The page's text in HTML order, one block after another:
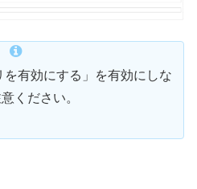
を有効にする」を有効にしな
ください。